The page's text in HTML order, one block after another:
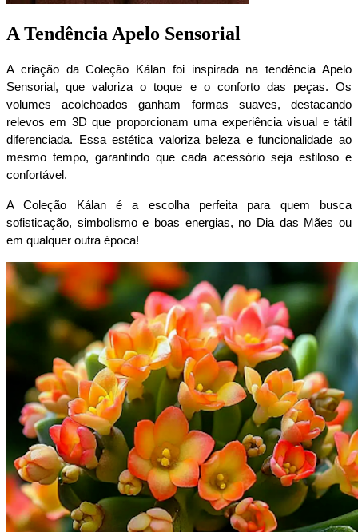
A Tendência Apelo Sensorial
A criação da Coleção Kálan foi inspirada na tendência Apelo
Sensorial, que valoriza o toque e o conforto das peças. Os
volumes acolchoados ganham formas suaves, destacando
relevos em 3D que proporcionam uma experiência visual e tátil
diferenciada. Essa estética valoriza beleza e funcionalidade ao
mesmo tempo, garantindo que cada acessório seja estiloso e
confortável.
A Coleção Kálan é a escolha perfeita para quem busca
sofisticação, simbolismo e boas energias, no Dia das Mães ou
em qualquer outra época!